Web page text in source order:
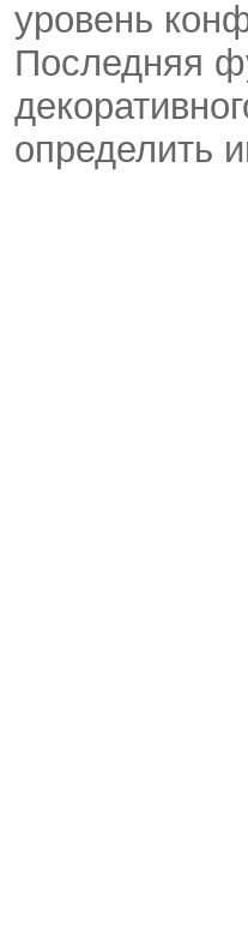
уровень
Последняя
определить